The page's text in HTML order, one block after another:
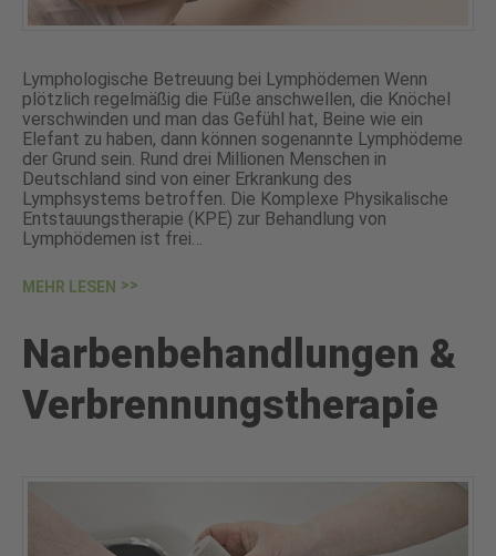
Lymphologische Betreuung bei Lymphödemen Wenn
plötzlich regelmäßig die Füße anschwellen, die Knöchel
verschwinden und man das Gefühl hat, Beine wie ein
Elefant zu haben, dann können sogenannte Lymphödeme
der Grund sein. Rund drei Millionen Menschen in
Deutschland sind von einer Erkrankung des
Lymphsystems betroffen. Die Komplexe Physikalische
Entstauungstherapie (KPE) zur Behandlung von
Lymphödemen ist frei…
MEHR LESEN
Narbenbehandlungen &
Verbrennungstherapie